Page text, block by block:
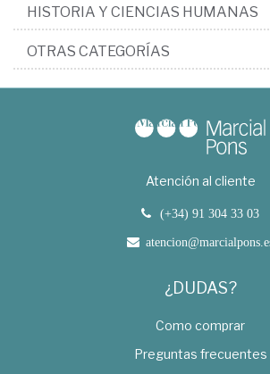
HISTORIA Y CIENCIAS HUMANAS
OTRAS CATEGORÍAS
Atención al cliente
(+34) 91 304 33 03
¿DUDAS?
Como comprar
Preguntas frecuentes